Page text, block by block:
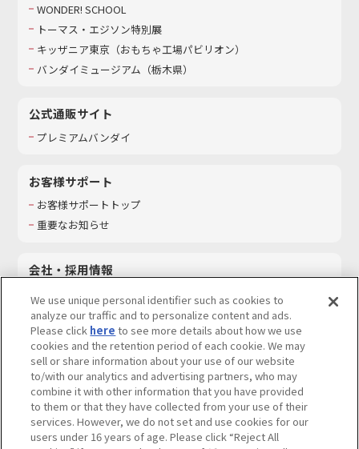
WONDER! SCHOOL
トーマス・エジソン特別展
キッザニア東京（おもちゃ工場パビリオン）​
バンダイミュージアム（栃木県）
公式通販サイト
プレミアムバンダイ
お客様サポート
お客様サポートトップ
重要なお知らせ
会社・採用情報
採用情報
サステナビリティ
お問い合わせ
ウェブサイトご利用条件 ソーシャルメディアポリシー
We use unique personal identifier such as cookies to
analyze our traffic and to personalize content and ads.
Please click here to see more details about how we use
cookies and the retention period of each cookie. We may
sell or share information about your use of our website
to/with our analytics and advertising partners, who may
combine it with other information that you have provided
to them or that they have collected from your use of their
services. However, we do not set and use cookies for our
users under 16 years of age. Please click “Reject All